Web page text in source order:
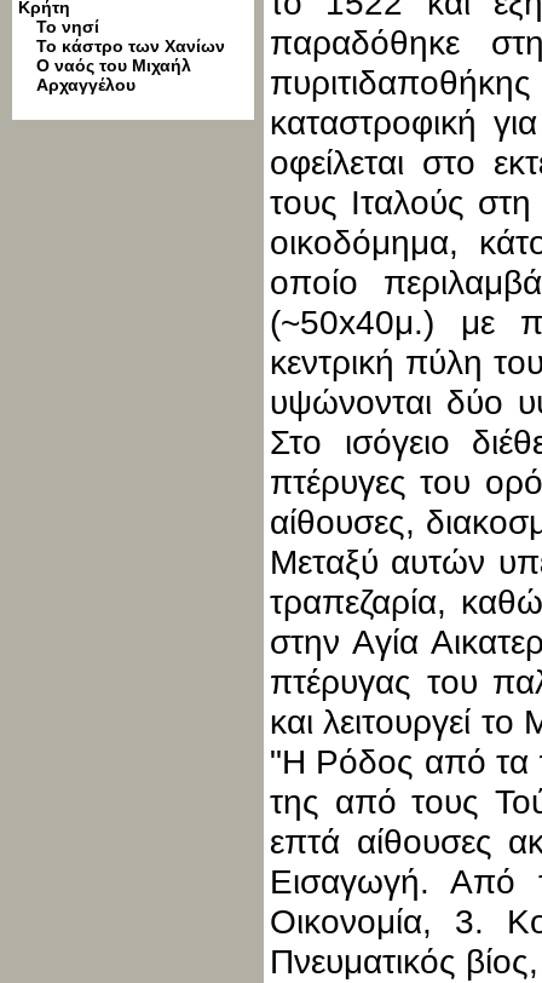
Κρήτη
Το νησί
Το κάστρο των Χανίων
Ο ναός του Μιχαήλ
Αρχαγγέλου
παραδόθηκε
καταστροφική
οφείλεται στο
τους Ιταλούς στη
οικοδόμημα,
οποίο
(~50x40μ.) με
κεντρική πύλη
υψώνονται δύο
Στο ισόγειο
πτέρυγες του
αίθουσες,
Μεταξύ αυτών
τραπεζαρία,
στην Αγία
πτέρυγας του
και λειτουργεί
"Η Ρόδος από τα
της από τους
επτά αίθουσες
Εισαγωγή. Από
Οικονομία, 3.
Πνευματικός